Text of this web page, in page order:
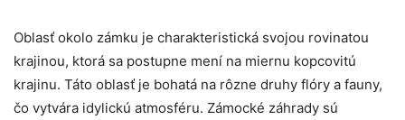
Oblasť okolo zámku je charakteristická svojou rovinatou
krajinou, ktorá sa postupne mení na miernu kopcovitú
krajinu. Táto oblasť je bohatá na rôzne druhy flóry a fauny,
čo vytvára idylickú atmosféru. Zámocké záhrady sú